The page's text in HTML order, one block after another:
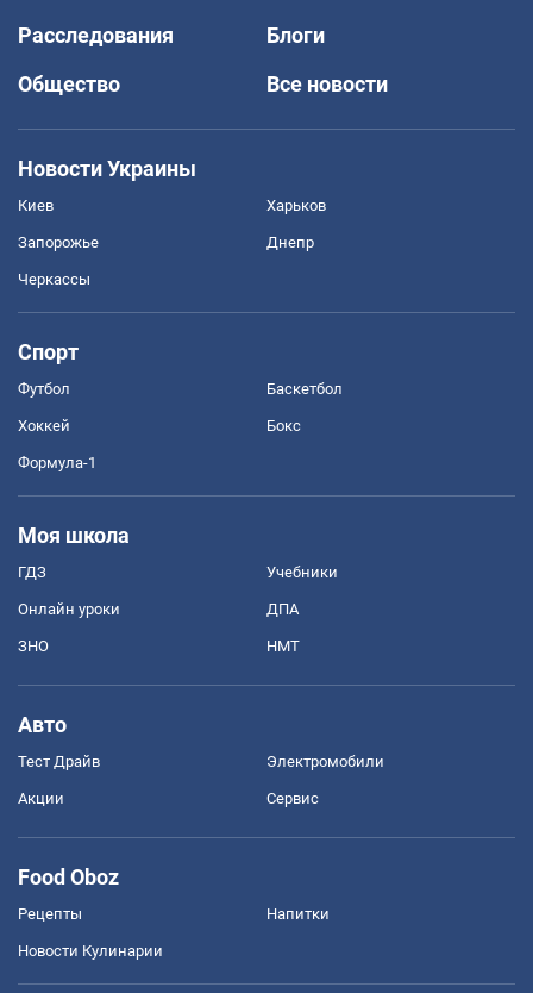
Расследования
Блоги
Общество
Все новости
Новости Украины
Киев Харьков
Запорожье Днепр
Черкассы
Спорт
Футбол Баскетбол
Хоккей Бокс
Формула-1
Моя школа
ГДЗ Учебники
Онлайн уроки ДПА
ЗНО НМТ
Авто
Тест Драйв Электромобили
Акции Сервис
Food Oboz
Рецепты Напитки
Новости Кулинарии